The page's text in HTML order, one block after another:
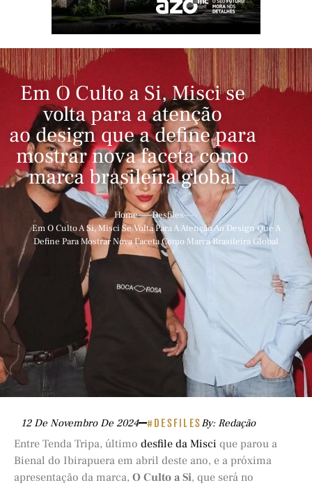
Em O Culto a Si, Misci se
volta para a atenção
ao design que a define para
mostrar nova faceta como
marca brasileira global
Home
Desfiles
Em O Culto A Si, Misci Se Volta Para A Atenção Ao Design Que A
Define Para Mostrar Nova Faceta Como Marca Brasileira Global
12 De Novembro De 2024 #DESFILESBy: Redação
Entre Tenda Tripa, último desfile da Misci que parou a
Bienal do Ibirapuera em abril deste ano, e a próxima
apresentação da marca, O Culto a Si, que será no